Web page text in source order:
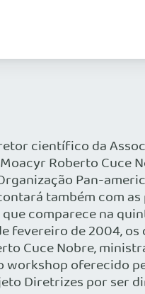
científico da
Roberto Cuce
Pan-
também com
comparece na
fevereiro de 2004,
Cuce Nobre,
workshop oferecido
Diretrizes por ser